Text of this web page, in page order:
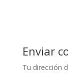
Enviar
Tu dirección